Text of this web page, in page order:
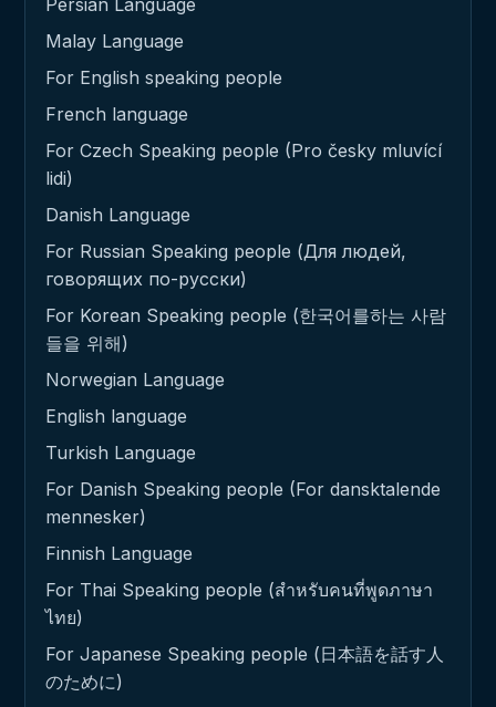
Malay Language
For English speaking people
French language
For Czech Speaking people (Pro česky mluvící
lidi)
Danish Language
For Russian Speaking people (Для людей,
говорящих по-русски)
For Korean Speaking people (한국어를하는 사람
들을 위해)
Norwegian Language
English language
Turkish Language
For Danish Speaking people (For dansktalende
mennesker)
Finnish Language
For Thai Speaking people (สำหรับคนที่พูดภาษา
ไทย)
For Japanese Speaking people (日本語を話す人
のために)